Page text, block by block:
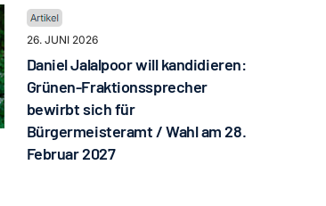
26. JUNI 2026
Daniel Jalalpoor will kandidieren:
Grünen-Fraktionssprecher
bewirbt sich für
Bürgermeisteramt / Wahl am 28.
Februar 2027